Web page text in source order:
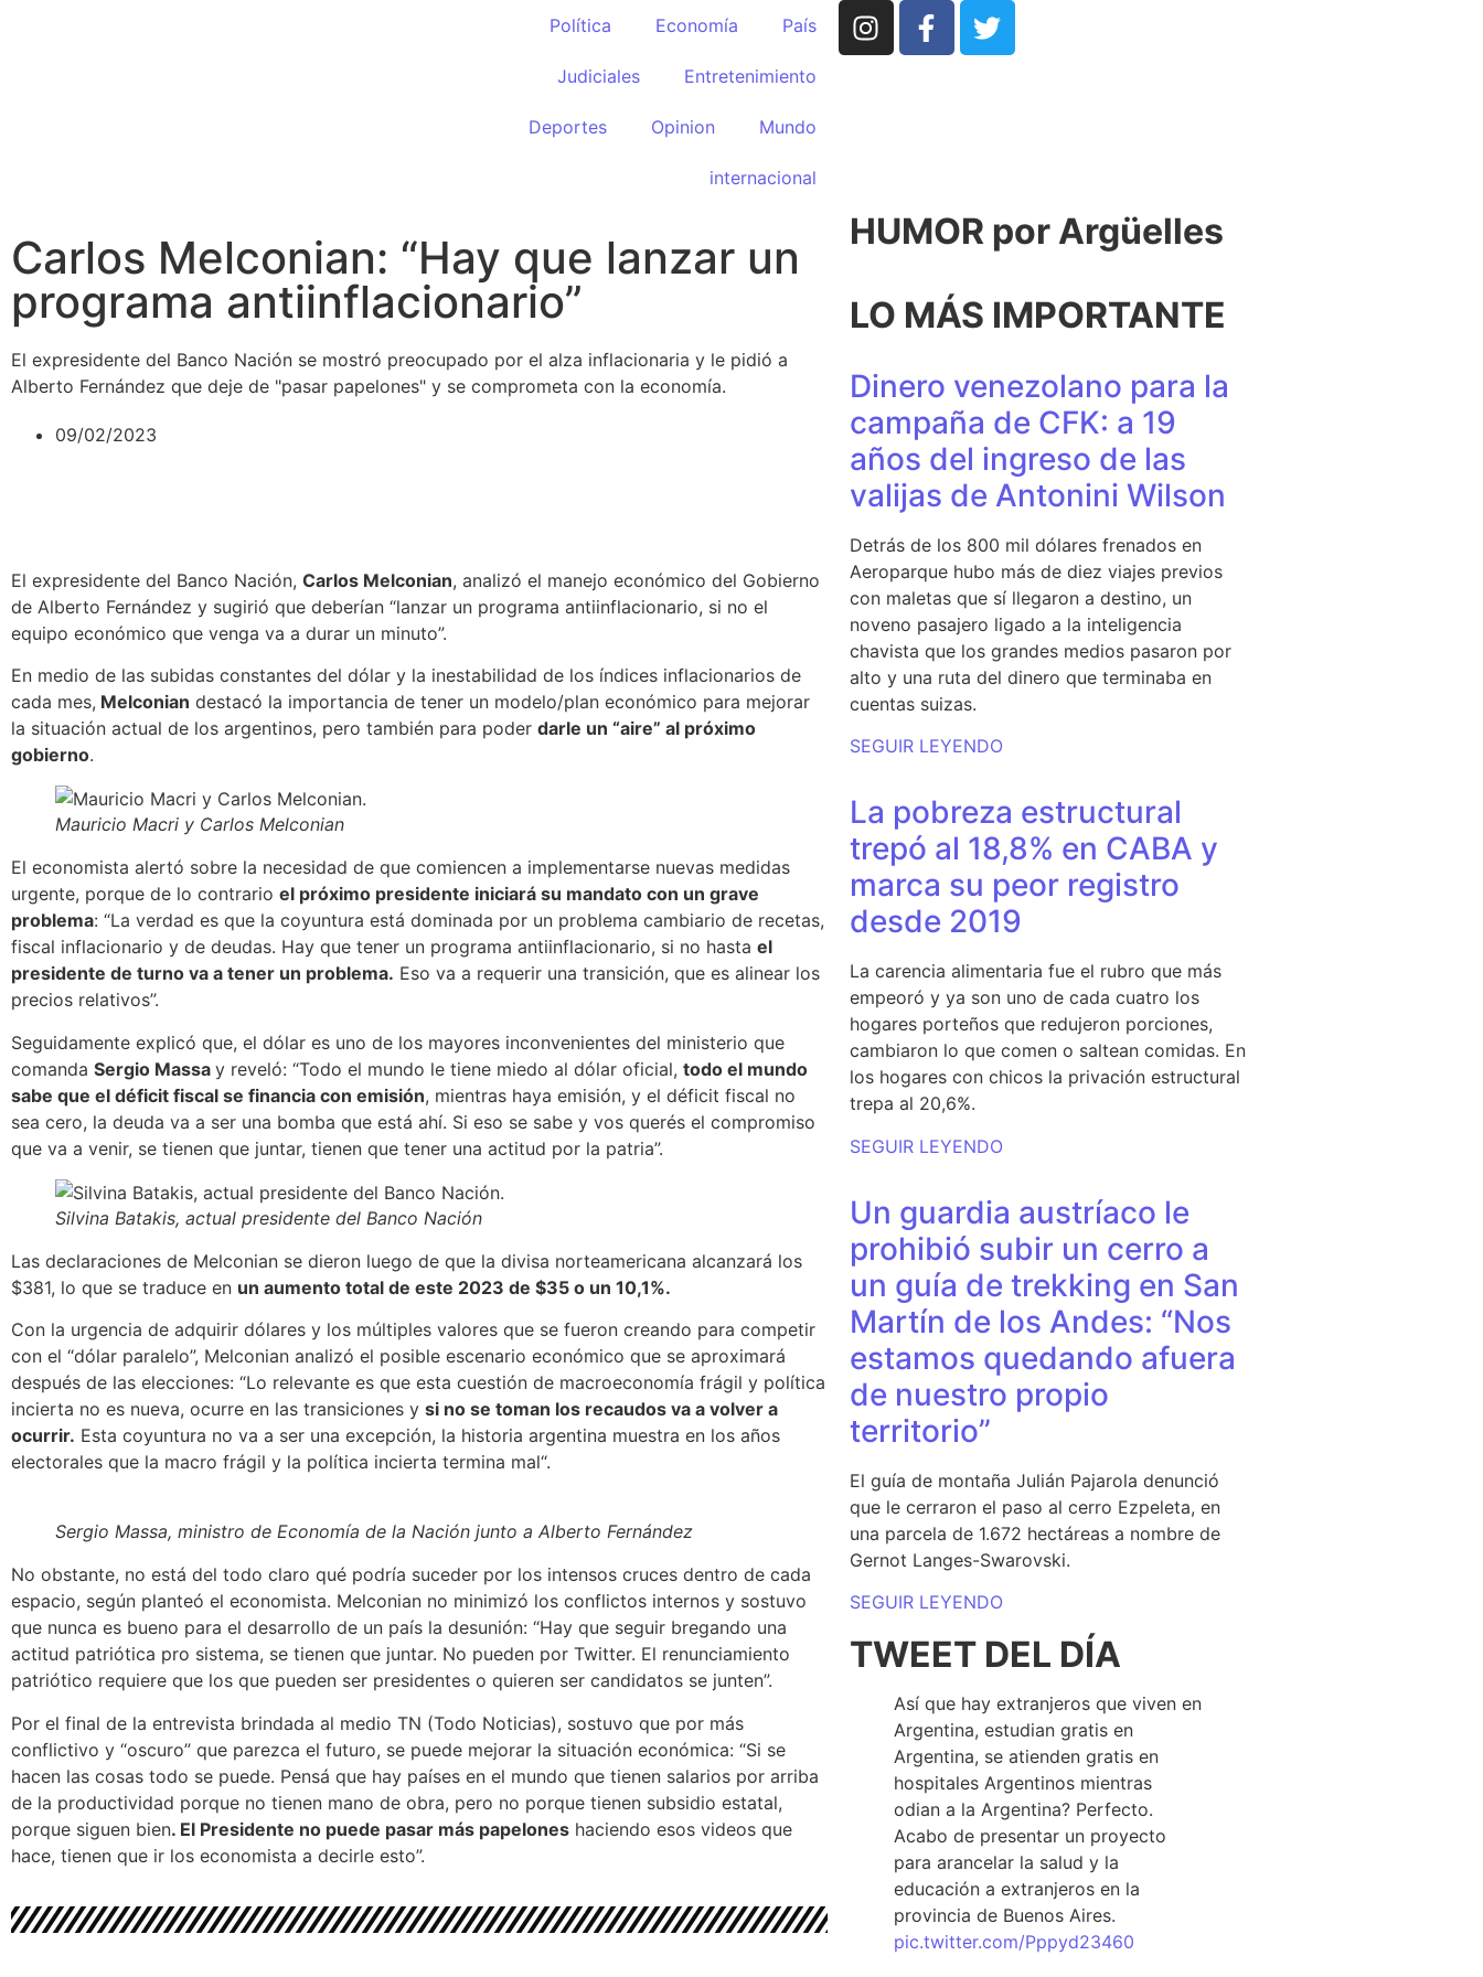
Política Economía País
Judiciales Entretenimiento
Deportes Opinion Mundo
internacional
Carlos Melconian: “Hay que lanzar un
programa antiinflacionario”
El expresidente del Banco Nación se mostró preocupado por el alza inflacionaria y le pidió a
Alberto Fernández que deje de "pasar papelones" y se comprometa con la economía.
09/02/2023
El expresidente del Banco Nación, Carlos Melconian, analizó el manejo económico del Gobierno
de Alberto Fernández y sugirió que deberían “lanzar un programa antiinflacionario, si no el
equipo económico que venga va a durar un minuto”.
En medio de las subidas constantes del dólar y la inestabilidad de los índices inflacionarios de
cada mes, Melconian destacó la importancia de tener un modelo/plan económico para mejorar
la situación actual de los argentinos, pero también para poder darle un “aire” al próximo
gobierno.
Mauricio Macri y Carlos Melconian
El economista alertó sobre la necesidad de que comiencen a implementarse nuevas medidas
urgente, porque de lo contrario el próximo presidente iniciará su mandato con un grave
problema: “La verdad es que la coyuntura está dominada por un problema cambiario de recetas,
fiscal inflacionario y de deudas. Hay que tener un programa antiinflacionario, si no hasta el
presidente de turno va a tener un problema. Eso va a requerir una transición, que es alinear los
precios relativos”.
Seguidamente explicó que, el dólar es uno de los mayores inconvenientes del ministerio que
comanda Sergio Massa y reveló: “Todo el mundo le tiene miedo al dólar oficial, todo el mundo
sabe que el déficit fiscal se financia con emisión, mientras haya emisión, y el déficit fiscal no
sea cero, la deuda va a ser una bomba que está ahí. Si eso se sabe y vos querés el compromiso
que va a venir, se tienen que juntar, tienen que tener una actitud por la patria”.
Silvina Batakis, actual presidente del Banco Nación
Las declaraciones de Melconian se dieron luego de que la divisa norteamericana alcanzará los
$381, lo que se traduce en un aumento total de este 2023 de $35 o un 10,1%.
Con la urgencia de adquirir dólares y los múltiples valores que se fueron creando para competir
con el “dólar paralelo”, Melconian analizó el posible escenario económico que se aproximará
después de las elecciones: “Lo relevante es que esta cuestión de macroeconomía frágil y política
incierta no es nueva, ocurre en las transiciones y si no se toman los recaudos va a volver a
ocurrir. Esta coyuntura no va a ser una excepción, la historia argentina muestra en los años
electorales que la macro frágil y la política incierta termina mal“.
Sergio Massa, ministro de Economía de la Nación junto a Alberto Fernández
No obstante, no está del todo claro qué podría suceder por los intensos cruces dentro de cada
espacio, según planteó el economista. Melconian no minimizó los conflictos internos y sostuvo
que nunca es bueno para el desarrollo de un país la desunión: “Hay que seguir bregando una
actitud patriótica pro sistema, se tienen que juntar. No pueden por Twitter. El renunciamiento
patriótico requiere que los que pueden ser presidentes o quieren ser candidatos se junten”.
Por el final de la entrevista brindada al medio TN (Todo Noticias), sostuvo que por más
conflictivo y “oscuro” que parezca el futuro, se puede mejorar la situación económica: “Si se
hacen las cosas todo se puede. Pensá que hay países en el mundo que tienen salarios por arriba
de la productividad porque no tienen mano de obra, pero no porque tienen subsidio estatal,
porque siguen bien. El Presidente no puede pasar más papelones haciendo esos videos que
hace, tienen que ir los economista a decirle esto”.
HUMOR por Argüelles​
LO MÁS IMPORTANTE
Dinero venezolano para la
campaña de CFK: a 19
años del ingreso de las
valijas de Antonini Wilson
Detrás de los 800 mil dólares frenados en
Aeroparque hubo más de diez viajes previos
con maletas que sí llegaron a destino, un
noveno pasajero ligado a la inteligencia
chavista que los grandes medios pasaron por
alto y una ruta del dinero que terminaba en
cuentas suizas.
SEGUIR LEYENDO
La pobreza estructural
trepó al 18,8% en CABA y
marca su peor registro
desde 2019
La carencia alimentaria fue el rubro que más
empeoró y ya son uno de cada cuatro los
hogares porteños que redujeron porciones,
cambiaron lo que comen o saltean comidas. En
los hogares con chicos la privación estructural
trepa al 20,6%.
SEGUIR LEYENDO
Un guardia austríaco le
prohibió subir un cerro a
un guía de trekking en San
Martín de los Andes: “Nos
estamos quedando afuera
de nuestro propio
territorio”
El guía de montaña Julián Pajarola denunció
que le cerraron el paso al cerro Ezpeleta, en
una parcela de 1.672 hectáreas a nombre de
Gernot Langes-Swarovski.
SEGUIR LEYENDO
TWEET DEL DÍA
Así que hay extranjeros que viven en
Argentina, estudian gratis en
Argentina, se atienden gratis en
hospitales Argentinos mientras
odian a la Argentina? Perfecto.
Acabo de presentar un proyecto
para arancelar la salud y la
educación a extranjeros en la
provincia de Buenos Aires.
pic.twitter.com/Pppyd23460